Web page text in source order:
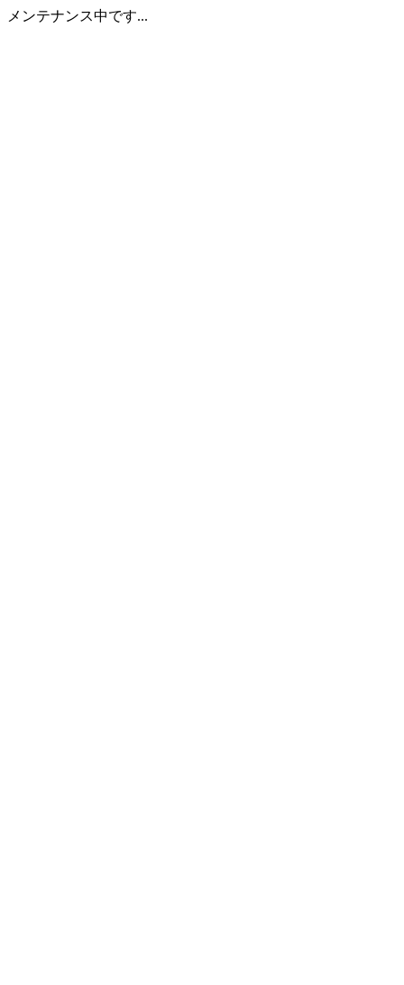
メンテナンス中です...